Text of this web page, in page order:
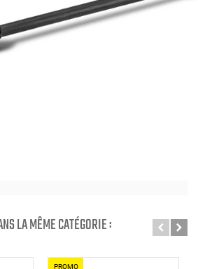
LA MÊME CATÉGORIE :
PROMO